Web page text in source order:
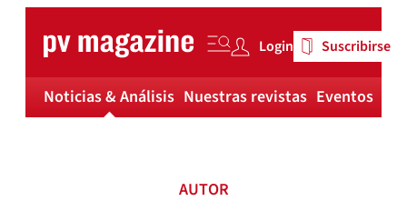
content
Login Suscribirse
Noticias & Análisis Nuestras revistas Eventos
AUTOR